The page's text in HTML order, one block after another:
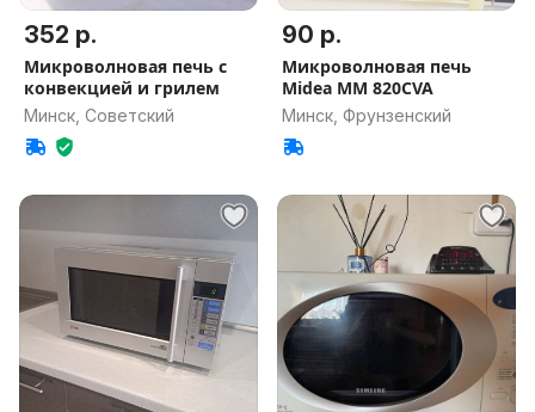
352 р.
Микроволновая печь с
конвекцией и грилем
Минск, Советский
90 р.
Микроволновая печь
Midea MM 820CVA
Минск, Фрунзенский